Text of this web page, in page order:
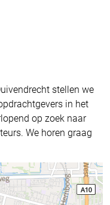
stellen we
in het
op zoek naar
We horen graag